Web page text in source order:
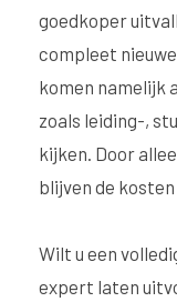
goedkoper
compleet
komen namelijk
zoals leiding-,
kijken. Door
blijven de
Wilt u een
expert laten